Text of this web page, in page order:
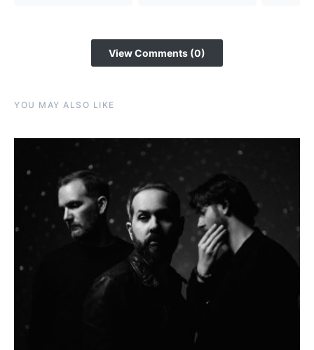
View Comments (0)
YOU MAY ALSO LIKE